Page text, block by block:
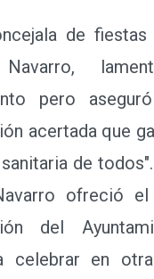
de fiestas
Navarro,
pero
acertada que
de
ofreció
del
celebrar en